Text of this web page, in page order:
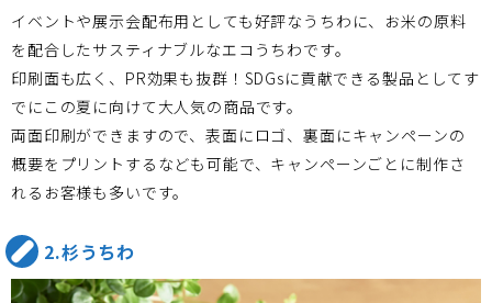
イベントや展示会配布用としても好評なうちわに、お米の原料
を配合したサスティナブルなエコうちわです。
印刷面も広く、PR効果も抜群！SDGsに貢献できる製品としてす
でにこの夏に向けて大人気の商品です。
両面印刷ができますので、表面にロゴ、裏面にキャンペーンの
概要をプリントするなども可能で、キャンペーンごとに制作さ
れるお客様も多いです。
2.杉うちわ